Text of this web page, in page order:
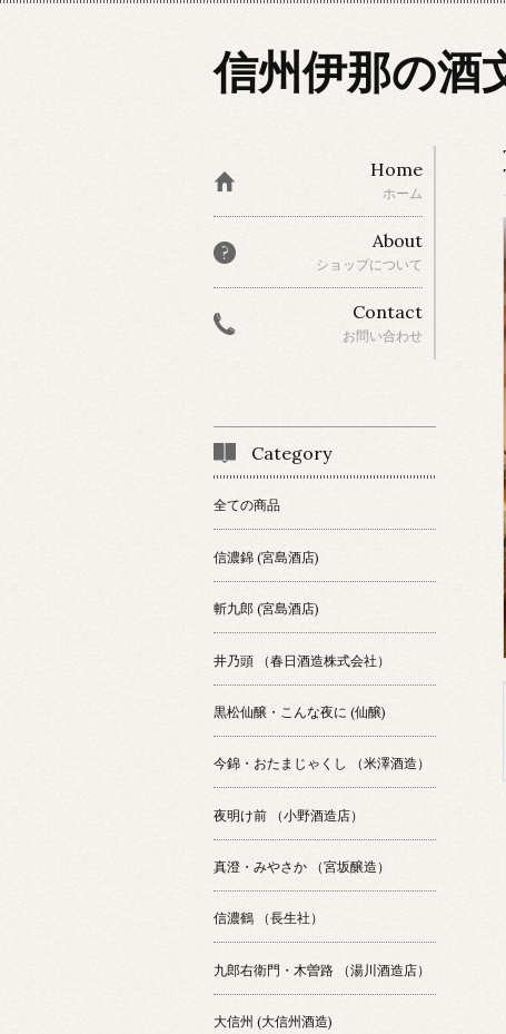
信州伊那の酒
Home
ホーム
About
ショップについて
Contact
お問い合わせ
Category
全ての商品
信濃錦 (宮島酒店)
斬九郎 (宮島酒店)
井乃頭 （春日酒造株式会社）
黒松仙醸・こんな夜に (仙醸)
今錦・おたまじゃくし （米澤酒造）
夜明け前 （小野酒造店）
真澄・みやさか （宮坂醸造）
信濃鶴 （長生社）
九郎右衛門・木曽路 （湯川酒造店）
大信州 (大信州酒造)